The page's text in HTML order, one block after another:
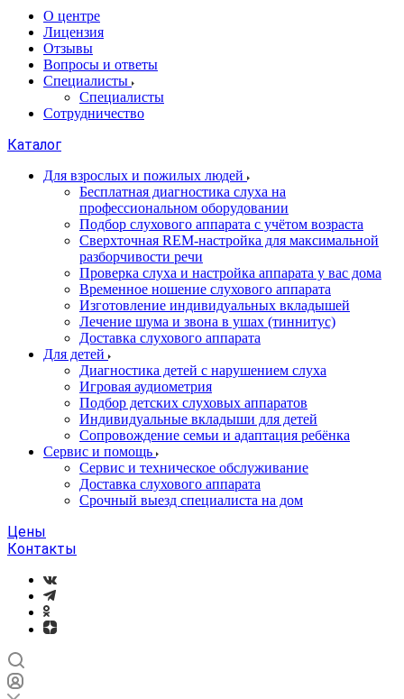
О центре
Лицензия
Отзывы
Вопросы и ответы
Специалисты
Специалисты
Сотрудничество
Каталог
Для взрослых и пожилых людей
Бесплатная диагностика слуха на
профессиональном оборудовании
Подбор слухового аппарата с учётом возраста
Сверхточная REM-настройка для максимальной
разборчивости речи
Проверка слуха и настройка аппарата у вас дома
Временное ношение слухового аппарата
Изготовление индивидуальных вкладышей
Лечение шума и звона в ушах (тиннитус)
Доставка слухового аппарата
Для детей
Диагностика детей с нарушением слуха
Игровая аудиометрия
Подбор детских слуховых аппаратов
Индивидуальные вкладыши для детей
Сопровождение семьи и адаптация ребёнка
Сервис и помощь
Сервис и техническое обслуживание
Доставка слухового аппарата
Срочный выезд специалиста на дом
Цены
Контакты